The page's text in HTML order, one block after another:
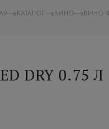
КАТАЛОГ ВИНО ВИНО
DRY 0.75 Л